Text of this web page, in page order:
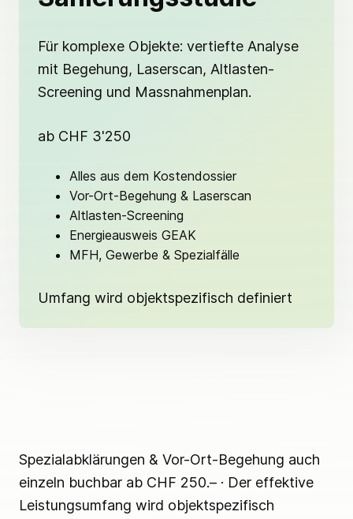
Für komplexe Objekte: vertiefte Analyse
mit Begehung, Laserscan, Altlasten-
Screening und Massnahmenplan.
ab CHF 3'250
Alles aus dem Kostendossier
Vor-Ort-Begehung & Laserscan
Altlasten-Screening
Energieausweis GEAK
MFH, Gewerbe & Spezialfälle
Umfang wird objektspezifisch definiert
Spezialabklärungen & Vor-Ort-Begehung auch
einzeln buchbar ab CHF 250.– · Der effektive
Leistungsumfang wird objektspezifisch